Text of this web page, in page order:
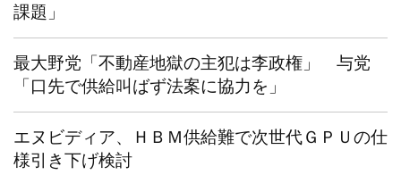
課題」
最大野党「不動産地獄の主犯は李政権」 与党
「口先で供給叫ばず法案に協力を」
エヌビディア、ＨＢＭ供給難で次世代ＧＰＵの仕
様引き下げ検討